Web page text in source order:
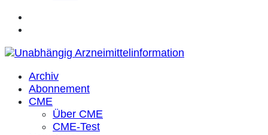
Archiv
Abonnement
CME
Über CME
CME-Test